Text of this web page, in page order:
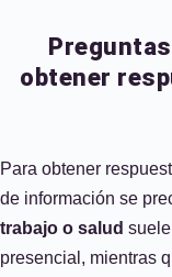
obtener
Para obtener
de información se
trabajo o salud
presencial, mientras